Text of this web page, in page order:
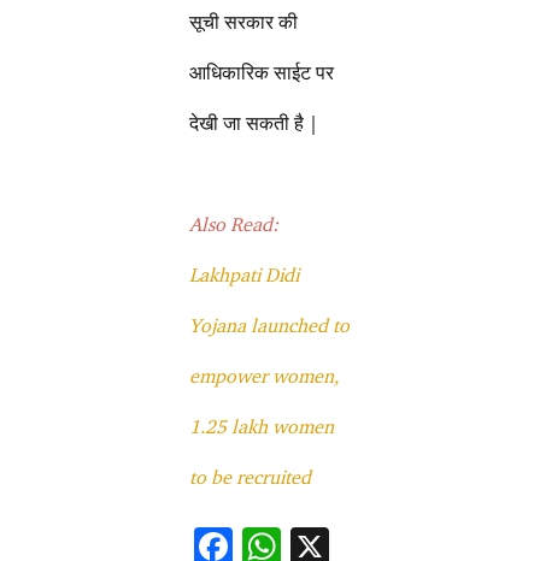
सूची सरकार की
आधिकारिक साईट पर
देखी जा सकती है |
Also Read:
Lakhpati Didi
Yojana launched to
empower women,
1.25 lakh women
to be recruited
F
W